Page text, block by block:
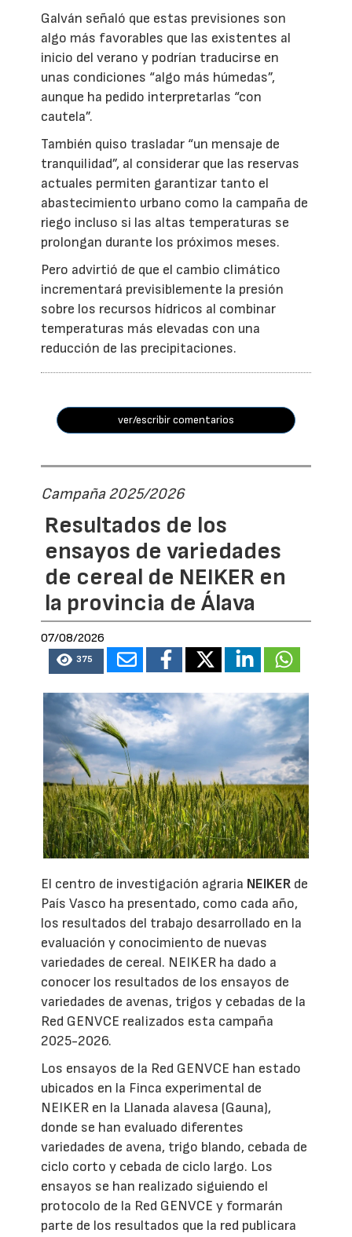
Galván señaló que estas previsiones son
algo más favorables que las existentes al
inicio del verano y podrían traducirse en
unas condiciones “algo más húmedas”,
aunque ha pedido interpretarlas “con
cautela”.
También quiso trasladar “un mensaje de
tranquilidad”, al considerar que las reservas
actuales permiten garantizar tanto el
abastecimiento urbano como la campaña de
riego incluso si las altas temperaturas se
prolongan durante los próximos meses.
Pero advirtió de que el cambio climático
incrementará previsiblemente la presión
sobre los recursos hídricos al combinar
temperaturas más elevadas con una
reducción de las precipitaciones.
ver/escribir comentarios
Campaña 2025/2026
Resultados de los
ensayos de variedades
de cereal de NEIKER en
la provincia de Álava
07/08/2026
375
El centro de investigación agraria NEIKER de
País Vasco ha presentado, como cada año,
los resultados del trabajo desarrollado en la
evaluación y conocimiento de nuevas
variedades de cereal. NEIKER ha dado a
conocer los resultados de los ensayos de
variedades de avenas, trigos y cebadas de la
Red GENVCE realizados esta campaña
2025-2026.
Los ensayos de la Red GENVCE han estado
ubicados en la Finca experimental de
NEIKER en la Llanada alavesa (Gauna),
donde se han evaluado diferentes
variedades de avena, trigo blando, cebada de
ciclo corto y cebada de ciclo largo. Los
ensayos se han realizado siguiendo el
protocolo de la Red GENVCE y formarán
parte de los resultados que la red publicara